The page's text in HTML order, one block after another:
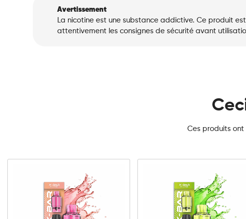
Avertissement
La nicotine est une substance addictive. Ce produit
attentivement les consignes de sécurité avant
Ces produits ont
10mg 20mg 10mg 20mg